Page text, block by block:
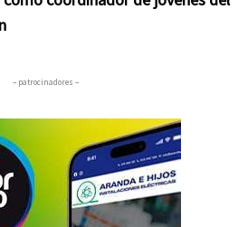
– patrocinadores –